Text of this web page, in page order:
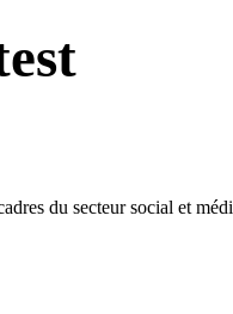
du secteur social et